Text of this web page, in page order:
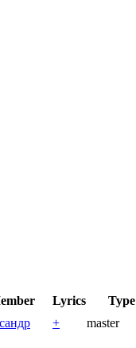
Lyrics Type
+ master